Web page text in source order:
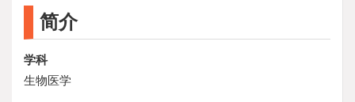
简介
学科
生物医学